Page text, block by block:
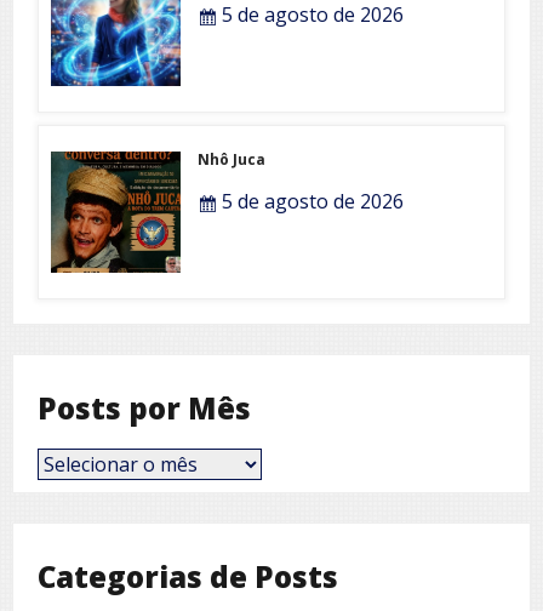
5 de agosto de 2026
Nhô Juca
5 de agosto de 2026
Posts por Mês
Posts
por
Categorias de Posts